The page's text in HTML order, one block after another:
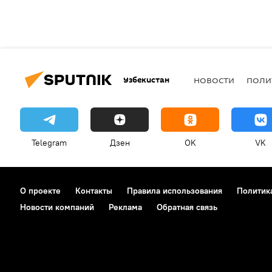
Узбекистан НОВОСТИ
Telegram Дзен OK VK
О проекте Контакты Правила использования
Новости компаний
Реклама Обратная связь